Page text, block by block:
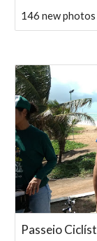
146 new photos
Passeio